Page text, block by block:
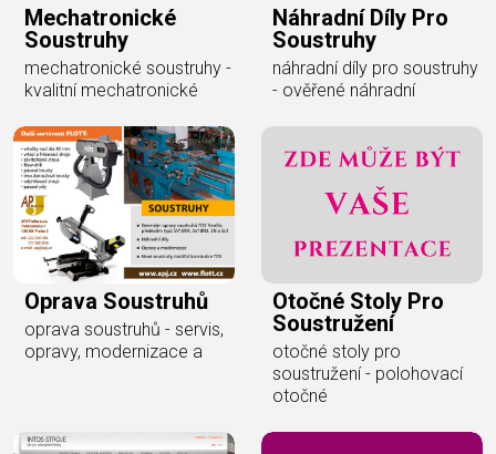
Mechatronické
Soustruhy
mechatronické soustruhy -
kvalitní mechatronické
Náhradní Díly Pro
Soustruhy
náhradní díly pro soustruhy
- ověřené náhradní
Oprava Soustruhů
oprava soustruhů - servis,
opravy, modernizace a
Otočné Stoly Pro
Soustružení
otočné stoly pro
soustružení - polohovací
otočné